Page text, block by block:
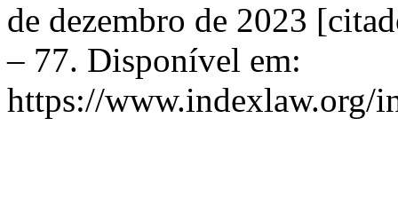
de dezembro de 2023
– 77. Disponível em:
https://www.indexlaw.org/